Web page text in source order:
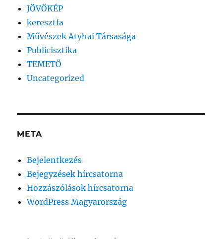
JÖVŐKÉP
keresztfa
Művészek Atyhai Társasága
Publicisztika
TEMETŐ
Uncategorized
META
Bejelentkezés
Bejegyzések hírcsatorna
Hozzászólások hírcsatorna
WordPress Magyarország